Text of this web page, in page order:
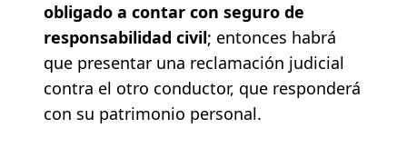
obligado a contar con seguro de
responsabilidad civil; entonces habrá
que presentar una reclamación judicial
contra el otro conductor, que responderá
con su patrimonio personal.